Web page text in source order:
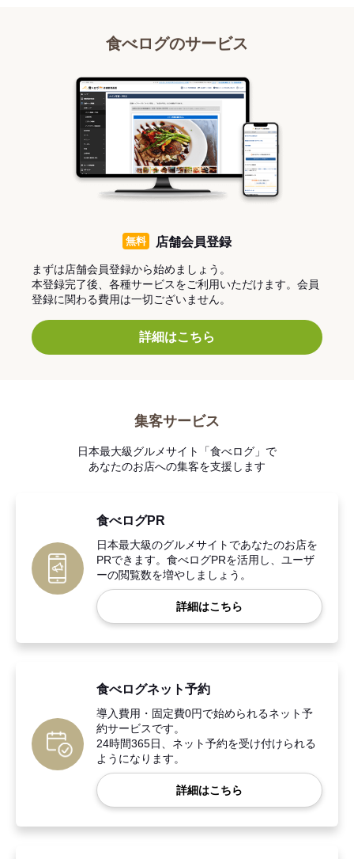
食べログのサービス
無料 店舗会員登録
まずは店舗会員登録から始めましょう。
本登録完了後、各種サービスをご利用いただけます。会員
登録に関わる費用は一切ございません。
詳細はこちら
集客サービス
日本最大級グルメサイト「食べログ」で
あなたのお店への集客を支援します
食べログPR
日本最大級のグルメサイトであなたのお店を
PRできます。食べログPRを活用し、ユーザ
ーの閲覧数を増やしましょう。
詳細はこちら
食べログネット予約
導入費用・固定費0円で始められるネット予
約サービスです。
24時間365日、ネット予約を受け付けられる
ようになります。
詳細はこちら